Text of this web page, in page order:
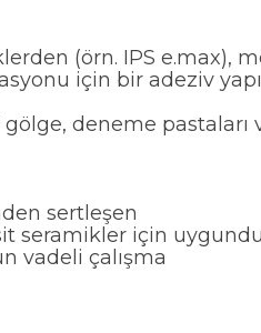
(örn. IPS e.max),
için bir adeziv
deneme
sertleşen
seramikler için
vadeli çalışma